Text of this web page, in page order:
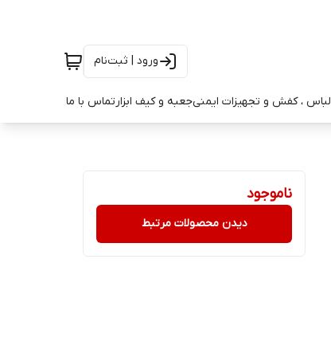
ورود | ثبت‌نام
لباس ، کفش و تجهیزات ایمنیجعبه و کیف ابزارتماس با ما
ناموجود
دیدن محصولات مرتبط